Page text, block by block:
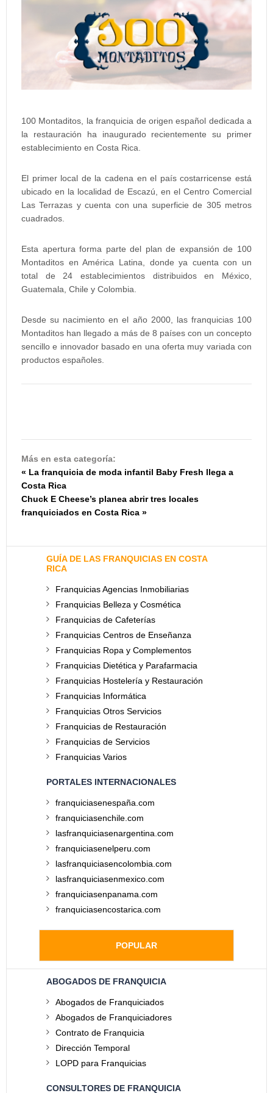
100 Montaditos, la franquicia de origen español dedicada a
la restauración ha inaugurado recientemente su primer
establecimiento en Costa Rica.
El primer local de la cadena en el país costarricense está
ubicado en la localidad de Escazú, en el Centro Comercial
Las Terrazas y cuenta con una superficie de 305 metros
cuadrados.
Esta apertura forma parte del plan de expansión de 100
Montaditos en América Latina, donde ya cuenta con un
total de 24 establecimientos distribuidos en México,
Guatemala, Chile y Colombia.
Desde su nacimiento en el año 2000, las franquicias 100
Montaditos han llegado a más de 8 países con un concepto
sencillo e innovador basado en una oferta muy variada con
productos españoles.
Más en esta categoría:
« La franquicia de moda infantil Baby Fresh llega a
Costa Rica
Chuck E Cheese’s planea abrir tres locales
franquiciados en Costa Rica »
GUÍA DE LAS FRANQUICIAS EN COSTA
RICA
Franquicias Agencias Inmobiliarias
Franquicias Belleza y Cosmética
Franquicias de Cafeterías
Franquicias Centros de Enseñanza
Franquicias Ropa y Complementos
Franquicias Dietética y Parafarmacia
Franquicias Hostelería y Restauración
Franquicias Informática
Franquicias Otros Servicios
Franquicias de Restauración
Franquicias de Servicios
Franquicias Varios
PORTALES INTERNACIONALES
franquiciasenespaña.com
franquiciasenchile.com
lasfranquiciasenargentina.com
franquiciasenelperu.com
lasfranquiciasencolombia.com
lasfranquiciasenmexico.com
franquiciasenpanama.com
franquiciasencostarica.com
POPULAR
ABOGADOS DE FRANQUICIA
Abogados de Franquiciados
Abogados de Franquiciadores
Contrato de Franquicia
Dirección Temporal
LOPD para Franquicias
CONSULTORES DE FRANQUICIA